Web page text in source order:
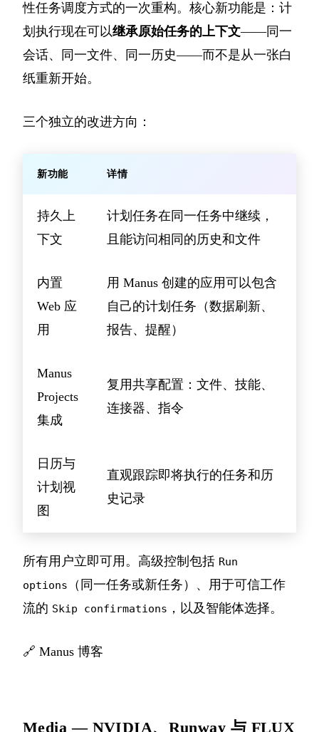
性任务调度方式的一次重构。核心新功能是：计
划执行现在可以继承原始任务的上下文——同一
会话、同一文件、同一历史——而不是从一张白
纸重新开始。
三个独立的改进方向：
新功能 详情
持久上
下文
计划任务在同一任务中继续，
且能访问相同的历史和文件
内置
Web 应
用
用 Manus 创建的应用可以包含
自己的计划任务（数据刷新、
报告、提醒）
Manus
Projects
集成
复用共享配置：文件、技能、
连接器、指令
日历与
计划视
图
直观跟踪即将执行的任务和历
史记录
所有用户立即可用。高级控制包括 Run
options
（同一任务或新任务）、用于可信工作
流的 Skip confirmations ，以及智能体选择。
🔗 Manus 博客
Media — NVIDIA、Runway 与 FLUX